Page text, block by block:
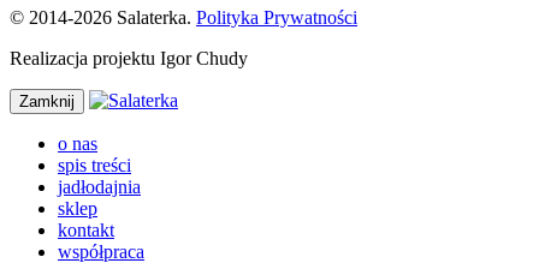
© 2014-2026 Salaterka. Polityka Prywatności
Realizacja projektu Igor Chudy
Zamknij
o nas
spis treści
jadłodajnia
sklep
kontakt
współpraca